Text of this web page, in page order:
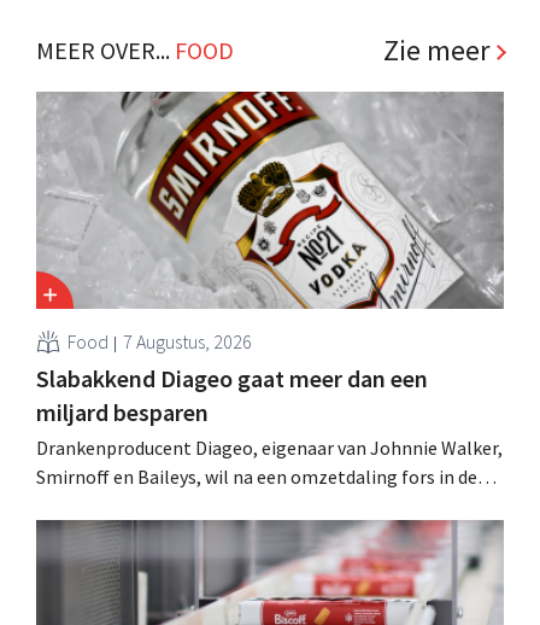
MEER OVER... FOOD Zie meer
Food 7 Augustus, 2026
Slabakkend Diageo gaat meer dan een
miljard besparen
Drankenproducent Diageo, eigenaar van Johnnie Walker,
Smirnoff en Baileys, wil na een omzetdaling fors in de
andere Guiness en voorgemixte cocktails.